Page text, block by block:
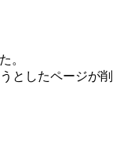
。
としたページが削